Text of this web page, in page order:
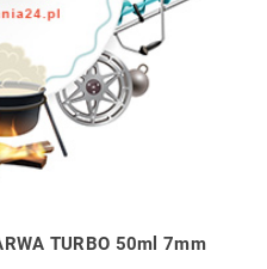
TURBO 50ml 7mm